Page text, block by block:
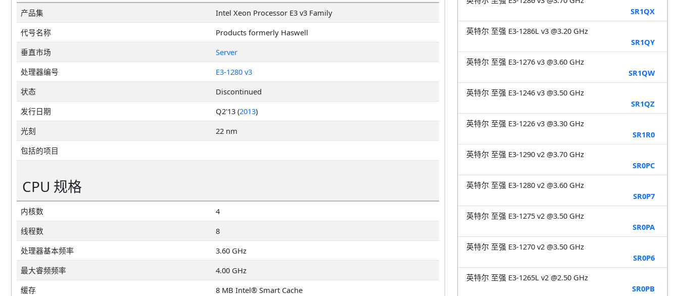
产品集
Intel Xeon Processor E3 v3 Family
代号名称
Products formerly Haswell
垂直市场
Server
处理器编号
E3-1280 v3
状态
Discontinued
发行日期
Q2'13 (2013)
光刻
22 nm
包括的项目
CPU 规格
内核数
4
线程数
8
处理器基本频率
3.60 GHz
最大睿频频率
4.00 GHz
缓存
8 MB Intel® Smart Cache
SR1QX
英特尔 至强 E3-1286L v3 @3.20 GHz
SR1QY
英特尔 至强 E3-1276 v3 @3.60 GHz
SR1QW
英特尔 至强 E3-1246 v3 @3.50 GHz
SR1QZ
英特尔 至强 E3-1226 v3 @3.30 GHz
SR1R0
英特尔 至强 E3-1290 v2 @3.70 GHz
SR0PC
英特尔 至强 E3-1280 v2 @3.60 GHz
SR0P7
英特尔 至强 E3-1275 v2 @3.50 GHz
SR0PA
英特尔 至强 E3-1270 v2 @3.50 GHz
SR0P6
英特尔 至强 E3-1265L v2 @2.50 GHz
SR0PB